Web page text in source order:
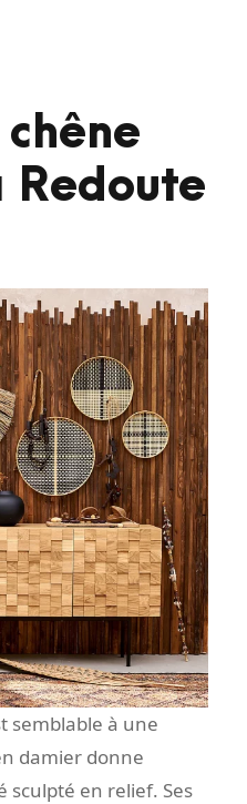
Redoute
semblable à une
damier donne
sculpté en relief. Ses